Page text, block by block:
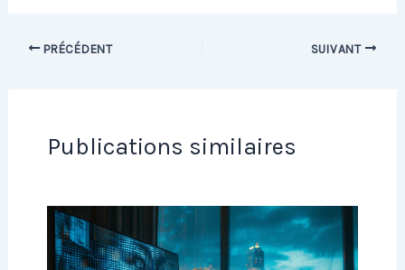
PRÉCÉDENT SUIVANT
Publications similaires